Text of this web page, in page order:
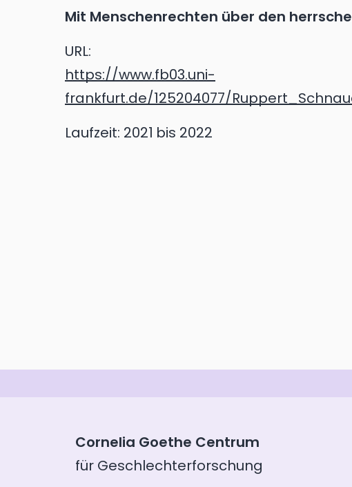
Mit Menschenrechten über den
URL:
https://www.fb03.uni-
frankfurt.de/125204077/
Laufzeit: 2021 bis 2022
Cornelia Goethe Centrum
für Geschlechterforschung